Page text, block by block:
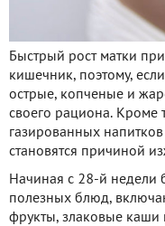
Быстрый рост матки
кишечник, поэтому,
острые, копченые и
своего рациона. Кроме
газированных напитков
становятся причиной
Начиная с 28-й недели
полезных блюд,
фрукты, злаковые